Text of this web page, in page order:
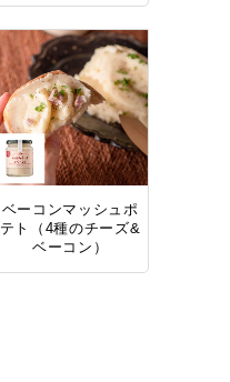
ベーコンマッシュポ
テト（4種のチーズ&
ベーコン）